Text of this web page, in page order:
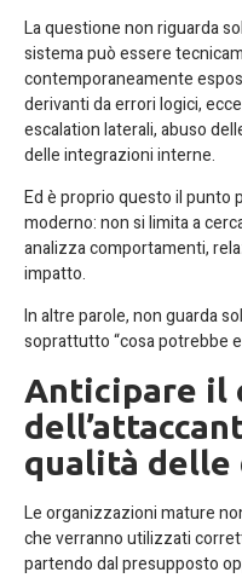
La questione non riguarda
sistema può essere
contemporaneamente
derivanti da errori logici,
escalation laterali, abuso
delle integrazioni interne.
Ed è proprio questo il punto
moderno: non si limita a
analizza comportamenti,
impatto.
In altre parole, non guarda
soprattutto “cosa potrebbe
Anticipare il
qualità delle
Le organizzazioni mature
che verranno utilizzati
partendo dal presupposto